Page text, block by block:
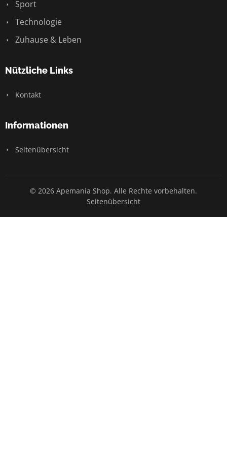
Sport
Technologie
Zuhause & Leben
Nützliche Links
Kontakt
Informationen
Seitenübersicht
© 2026 Apemania Shop. Alle Rechte vorbehalten.
Seitenübersicht